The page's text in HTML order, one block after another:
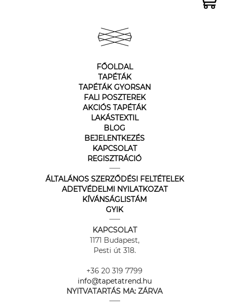
FŐOLDAL
TAPÉTÁK
TAPÉTÁK GYORSAN
FALI POSZTEREK
AKCIÓS TAPÉTÁK
LAKÁSTEXTIL
BLOG
BEJELENTKEZÉS
KAPCSOLAT
REGISZTRÁCIÓ
ÁLTALÁNOS SZERZŐDÉSI FELTÉTELEK
ADETVÉDELMI NYILATKOZAT
KÍVÁNSÁGLISTÁM
GYIK
KAPCSOLAT
1171 Budapest,
Pesti út 318.
+36 20 319 7799
info@tapetatrend.hu
NYITVATARTÁS MA: ZÁRVA